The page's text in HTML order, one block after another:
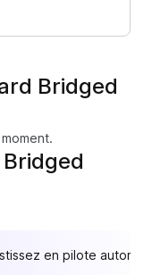
Bridged
en pilote